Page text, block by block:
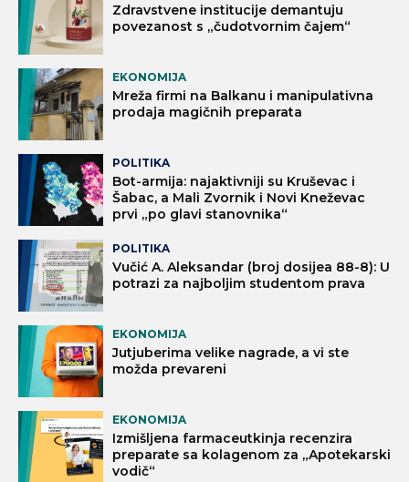
Zdravstvene institucije demantuju
povezanost s „čudotvornim čajem“
EKONOMIJA
Mreža firmi na Balkanu i manipulativna
prodaja magičnih preparata
POLITIKA
Bot-armija: najaktivniji su Kruševac i
Šabac, a Mali Zvornik i Novi Kneževac
prvi „po glavi stanovnika“
POLITIKA
Vučić A. Aleksandar (broj dosijea 88-8): U
potrazi za najboljim studentom prava
EKONOMIJA
Jutjuberima velike nagrade, a vi ste
možda prevareni
EKONOMIJA
Izmišljena farmaceutkinja recenzira
preparate sa kolagenom za „Apotekarski
vodič“